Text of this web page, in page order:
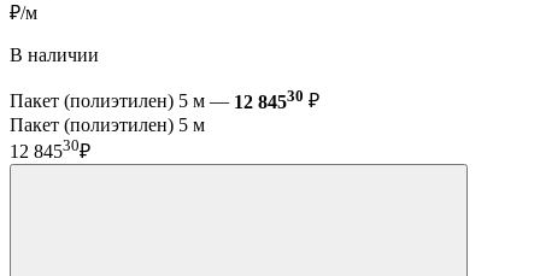
₽/м
В наличии
Пакет (полиэтилен) 5 м — 12 84530 ₽
Пакет (полиэтилен) 5 м
12 84530₽